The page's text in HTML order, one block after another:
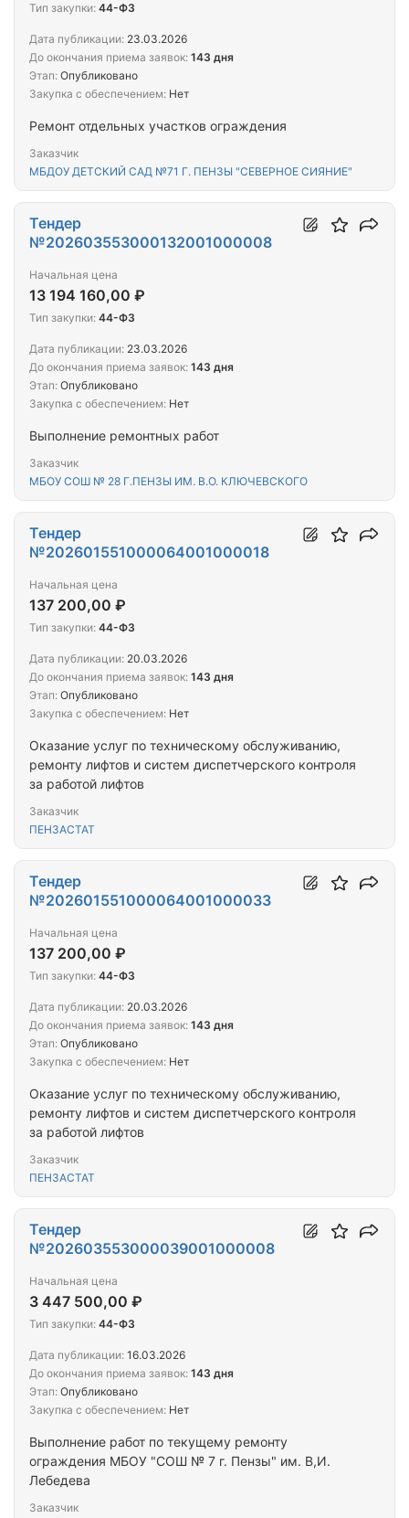
Ремонт отдельных участков ограждения
Заказчик
МБДОУ ДЕТСКИЙ САД №71 Г. ПЕНЗЫ "СЕВЕРНОЕ СИЯНИЕ"
Тип закупки: 44-ФЗ
Дата публикации: 23.03.2026
До окончания приема заявок: 143 дня
Этап: Опубликовано
Закупка с обеспечением: Нет
Выполнение ремонтных работ
Заказчик
МБОУ СОШ № 28 Г.ПЕНЗЫ ИМ. В.О. КЛЮЧЕВСКОГО
Тендер
№202603553000132001000008
Начальная цена
13 194 160,00 ₽
Тип закупки: 44-ФЗ
Дата публикации: 23.03.2026
До окончания приема заявок: 143 дня
Этап: Опубликовано
Закупка с обеспечением: Нет
Оказание услуг по техническому обслуживанию,
ремонту лифтов и систем диспетчерского контроля
за работой лифтов
Заказчик
ПЕНЗАСТАТ
Тендер
№202601551000064001000018
Начальная цена
137 200,00 ₽
Тип закупки: 44-ФЗ
Дата публикации: 20.03.2026
До окончания приема заявок: 143 дня
Этап: Опубликовано
Закупка с обеспечением: Нет
Оказание услуг по техническому обслуживанию,
ремонту лифтов и систем диспетчерского контроля
за работой лифтов
Заказчик
ПЕНЗАСТАТ
Тендер
№202601551000064001000033
Начальная цена
137 200,00 ₽
Тип закупки: 44-ФЗ
Дата публикации: 20.03.2026
До окончания приема заявок: 143 дня
Этап: Опубликовано
Закупка с обеспечением: Нет
Выполнение работ по текущему ремонту
ограждения МБОУ "СОШ № 7 г. Пензы" им. В,И.
Лебедева
Заказчик
Тендер
№202603553000039001000008
Начальная цена
3 447 500,00 ₽
Тип закупки: 44-ФЗ
Дата публикации: 16.03.2026
До окончания приема заявок: 143 дня
Этап: Опубликовано
Закупка с обеспечением: Нет